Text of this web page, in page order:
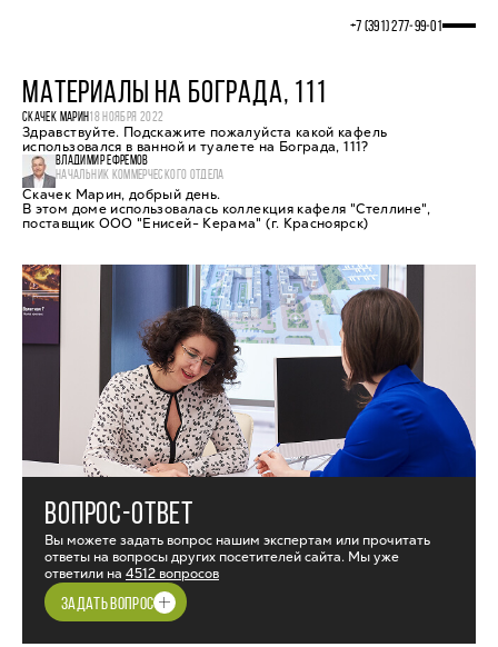
+7 (391) 277‒99‒01
МАТЕРИАЛЫ НА БОГРАДА, 111
СКАЧЕК МАРИН18 НОЯБРЯ 2022
Здравствуйте. Подскажите пожалуйста какой кафель
использовался в ванной и туалете на Бограда, 111?
ВЛАДИМИР ЕФРЕМОВ
НАЧАЛЬНИК КОММЕРЧЕСКОГО ОТДЕЛА
Скачек Марин, добрый день.
В этом доме использовалась коллекция кафеля "Стеллине",
поставщик ООО "Енисей- Керама" (г. Красноярск)
ВОПРОС-ОТВЕТ
Вы можете задать вопрос нашим экспертам или прочитать
ответы на вопросы других посетителей сайта. Мы уже
ответили на 4512 вопросов
ЗАДАТЬ ВОПРОС